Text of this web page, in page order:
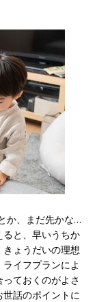
か、まだ先かな…
と、早いうちか
ょうだいの理想
イフプランによ
ておくのがよさ
話のポイントに